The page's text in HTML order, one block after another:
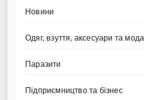
Новини
Одяг, взуття, аксесуари та мода
Паразити
Підприємництво та бізнес